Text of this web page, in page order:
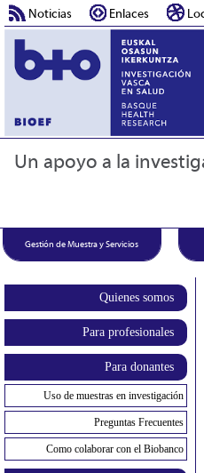
Noticias Enlaces
Un apoyo a la
Gestión de Muestra y Servicios
Quienes somos
Para profesionales
Para donantes
Uso de muestras en investigación
Preguntas Frecuentes
Como colaborar con el Biobanco